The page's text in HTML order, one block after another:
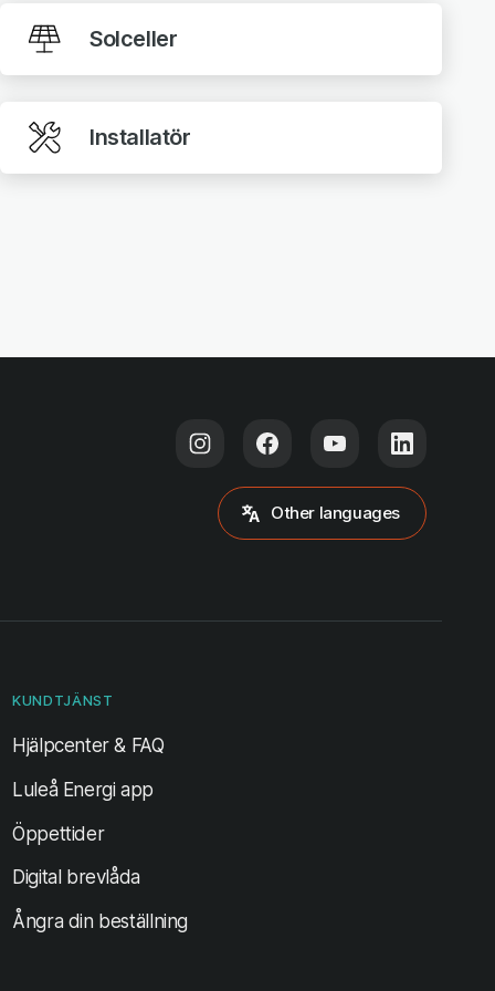
Solceller
Installatör
Other languages
KUNDTJÄNST
Hjälpcenter & FAQ
Luleå Energi app
Öppettider
Digital brevlåda
Ångra din beställning